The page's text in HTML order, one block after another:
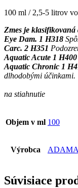
100 ml / 2,5-5 litrov
Zmes je klasifikovaná
Eye Dam. 1 H318
Carc. 2 H351
Aquatic Acute 1 H400
Aquatic Chronic 1
dlhodobými účinkami.
na stiahnutie
Objem v ml 100
Výrobca ADAMA
Súvisiace